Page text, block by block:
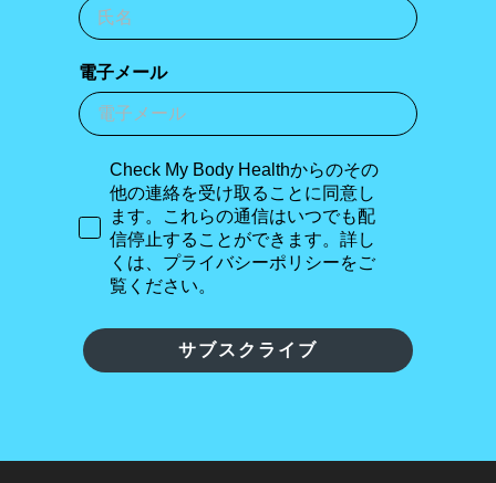
電子メール
Check My Body Healthからのその
他の連絡を受け取ることに同意し
ます。これらの通信はいつでも配
信停止することができます。詳し
くは、プライバシーポリシーをご
覧ください。
サブスクライブ